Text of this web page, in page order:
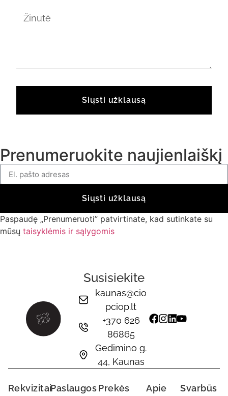
Siųsti užklausą
Prenumeruokite naujienlaiškį
Siųsti užklausą
Paspaudę „Prenumeruoti” patvirtinate, kad sutinkate su
mūsų taisyklėmis ir sąlygomis
Susisiekite
kaunas@cio
pciop.lt
+370 626
86865
Gedimino g.
44, Kaunas
RekvizitaiPaslaugosPrekės Apie Svarbūs